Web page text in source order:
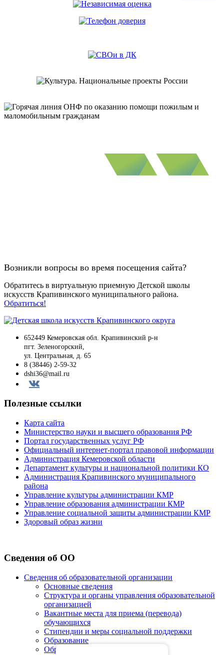
Возникли вопросы во время посещения сайта?
Обратитесь в виртуальную приемную Детской школы
искусств Крапивинского муниципального района.
Обратиться!
652449 Кемеровская обл. Крапивинский р-н
пгт. Зеленогорский,
ул. Центральная, д. 65
8 (38446) 2-59-32
dshi36@mail.ru
Полезные ссылки
Карта сайта
Министерство науки и высшего образования РФ
Портал государственных услуг РФ
Официальный интернет-портал правовой информации
Администрация Кемеровской области
Департамент культуры и национальной политики КО
Администрация Крапивинского муниципального
района
Управление культуры администрации КМР
Управление образования администрации КМР
Управление социальной защиты администрации КМР
Здоровый образ жизни
Сведения об ОО
Сведения об образовательной организации
Основные сведения
Структура и органы управления образовательной
организацией
Вакантные места для приема (перевода)
обучающихся
Стипендии и меры социальной поддержки
Образование
Образовательные стандарты